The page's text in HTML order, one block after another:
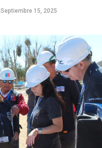
Septiembre 15, 2025